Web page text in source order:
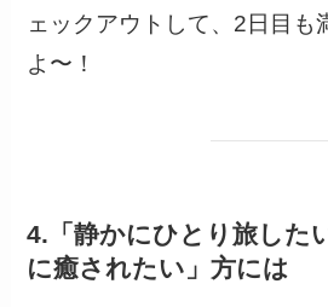
ェックアウトして、2日目も
よ〜！
4.「静かにひとり旅した
に癒されたい」方には